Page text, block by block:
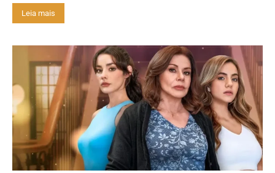
Leia mais